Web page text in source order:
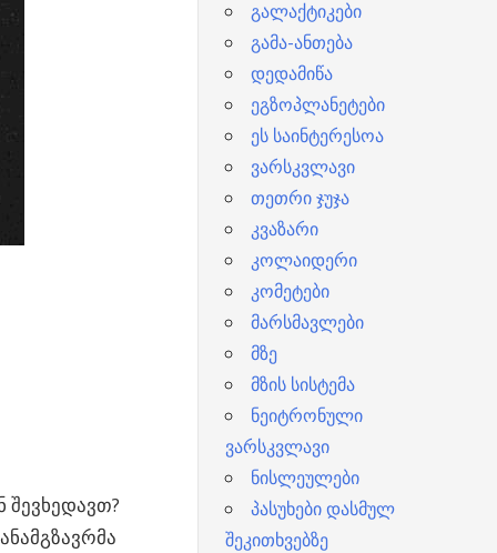
შევხედავთ?
გალაქტიკები
გამა-ანთება
დედამიწა
ეგზოპლანეტები
ეს საინტერესოა
ვარსკვლავი
თეთრი ჯუჯა
კვაზარი
კოლაიდერი
კომეტები
მარსმავლები
მზე
მზის სისტემა
ნეიტრონული
ვარსკვლავი
ნისლეულები
პასუხები დასმულ
შეკითხვებზე